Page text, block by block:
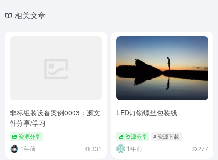
相关文章
非标组装设备案例0003：源文
件分享/学习
资源分享
1年前 331
LED灯锁螺丝包装线
资源分享 # 资源下载
1年前 277